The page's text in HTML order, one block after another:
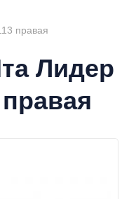
правая
Лидер